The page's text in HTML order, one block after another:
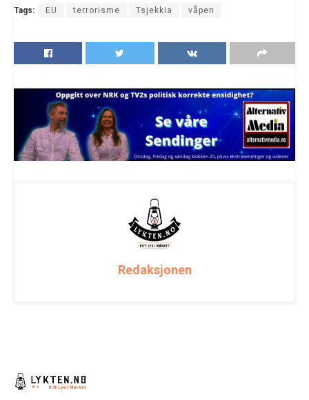
Tags: EU terrorisme Tsjekkia våpen
Redaksjonen